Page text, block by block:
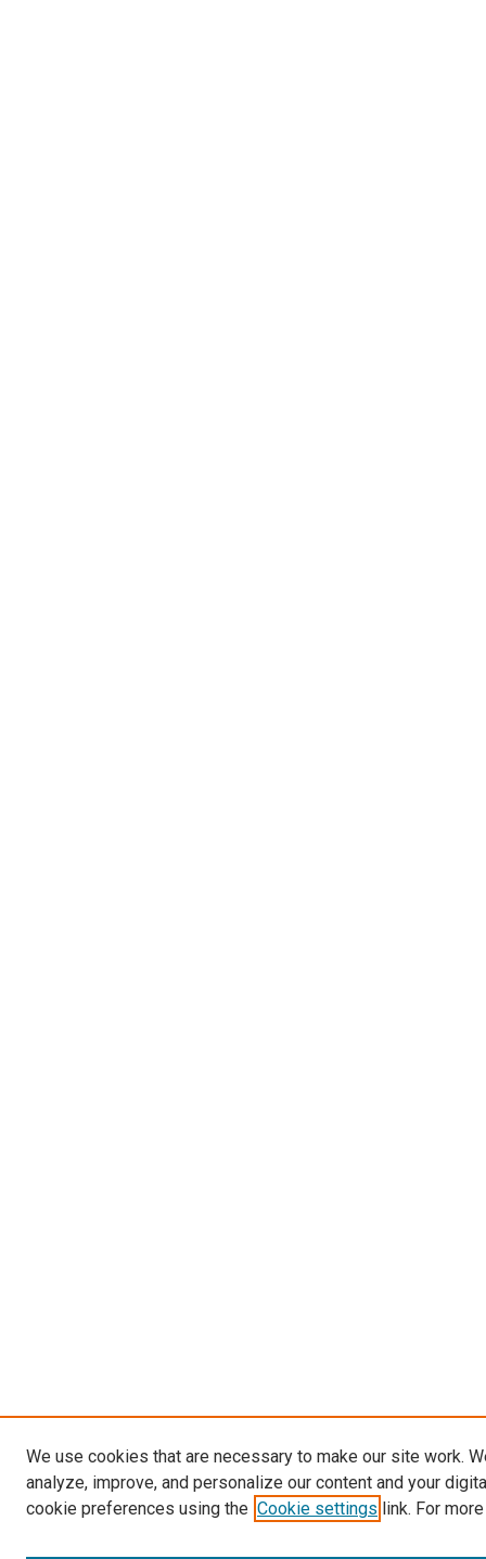
We use cookies that are necessary to make our site work.
analyze, improve, and personalize our content and your
cookie preferences using the Cookie settings link. For